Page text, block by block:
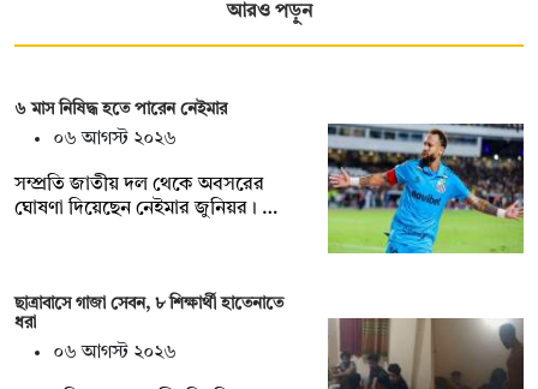
আরও পড়ুন
৬ মাস নিষিদ্ধ হতে পারেন নেইমার
০৬ আগস্ট ২০২৬
সম্প্রতি জাতীয় দল থেকে অবসরের
ঘোষণা দিয়েছেন নেইমার জুনিয়র। …
ছাত্রাবাসে গাজা সেবন, ৮ শিক্ষার্থী হাতেনাতে
ধরা
০৬ আগস্ট ২০২৬